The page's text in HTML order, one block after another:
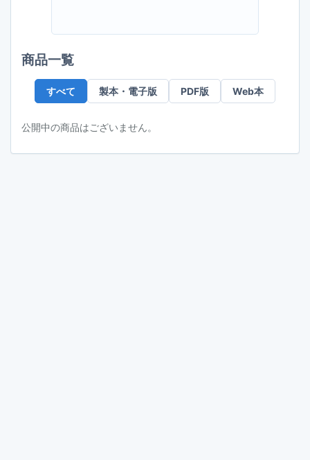
商品一覧
すべて 製本・電子版 PDF版 Web本
公開中の商品はございません。